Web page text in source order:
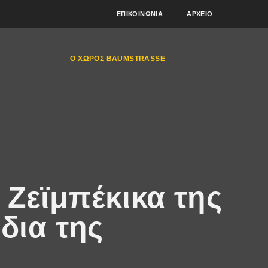
ΕΠΙΚΟΙΝΩΝΊΑ ΑΡΧΕΊΟ
Ο ΧΏΡΟΣ BAUMSTRASSE
της
της